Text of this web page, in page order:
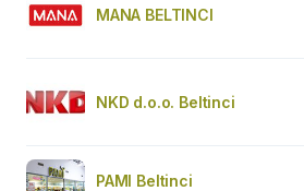
MANA BELTINCI
NKD d.o.o. Beltinci
PAMI Beltinci